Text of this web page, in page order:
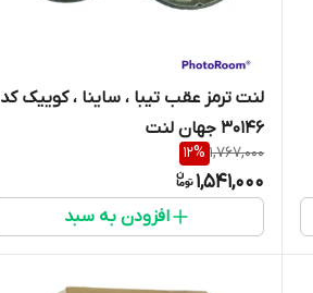
لنت ترمز عقب تیبا ، ساینا ، کوییک کد
30146 جهان لنت
1,767,000
12%
1,541,000
افزودن به سبد